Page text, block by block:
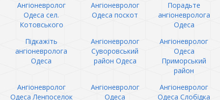
Ангіоневролог
Одеса сел.
Котовського
Ангіоневролог
Одеса поскот
Порадьте
ангіоневролога
Одеса
Підкажіть
ангіоневролога
Одеса
Ангіоневролог
Суворовський
район Одеса
Ангіоневролог
Одеса
Приморський
район
Ангіоневролог
Одеса Ленпоселок
Ангіоневролог
Одеса
Ангіоневролог
Одеса Слобідка